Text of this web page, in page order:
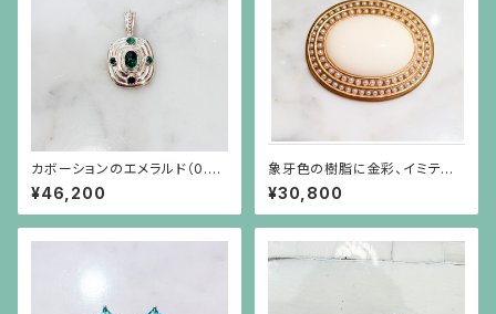
カボーションのエメラルド（0.82
ct）を4つの小さなエメラルドが
取り巻くシルバーペンダント（チ
ェーン別）
¥46,200
象牙色の樹脂に金彩、イミテー
ションパールがグルリと巻いてい
るブローチ
¥30,800